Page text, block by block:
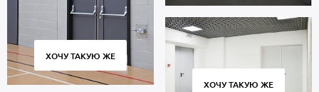
ХОЧУ ТАКУЮ ЖЕ
ХОЧУ ТАКУЮ ЖЕ